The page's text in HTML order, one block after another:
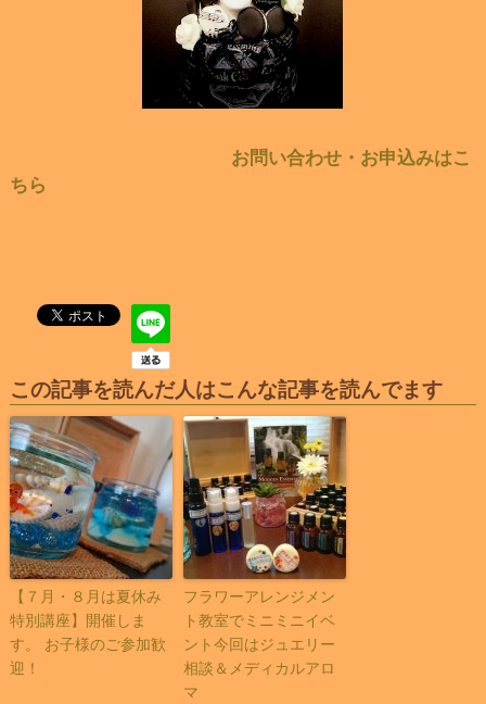
お問い合わせ・お申込みはこ
ちら
この記事を読んだ人はこんな記事を読んでます
【７月・８月は夏休み
特別講座】開催しま
す。 お子様のご参加歓
迎！
フラワーアレンジメン
ト教室でミニミニイベ
ント今回はジュエリー
相談＆メディカルアロ
マ